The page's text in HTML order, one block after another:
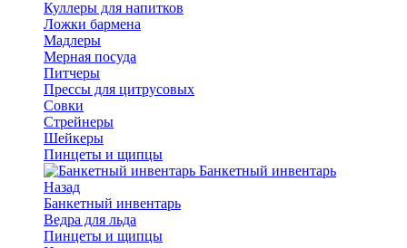
Куллеры для напитков
Ложки бармена
Мадлеры
Мерная посуда
Питчеры
Прессы для цитрусовых
Совки
Стрейнеры
Шейкеры
Пинцеты и щипцы
Банкетный инвентарь
Назад
Банкетный инвентарь
Ведра для льда
Пинцеты и щипцы